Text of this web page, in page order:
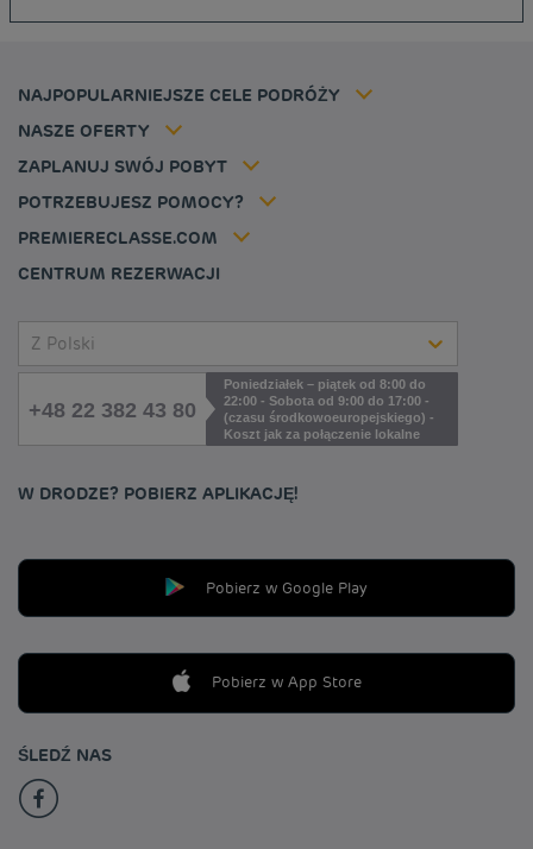
NAJPOPULARNIEJSZE CELE PODRÓŻY
Tanie hotele Belgia
NASZE OFERTY
Stawka członkowska
ZAPLANUJ SWÓJ POBYT
POTRZEBUJESZ POMOCY?
PREMIERECLASSE.COM
Tax policy
Kariera
Louvre Hotels Group
CENTRUM REZERWACJI
Z Polski
+48 22 382 43 80
Poniedziałek – piątek od 8:00 do
22:00 - Sobota od 9:00 do 17:00 -
(czasu środkowoeuropejskiego) -
Koszt jak za połączenie lokalne
W DRODZE? POBIERZ APLIKACJĘ!
Pobierz w Google Play
Pobierz w App Store
ŚLEDŹ NAS